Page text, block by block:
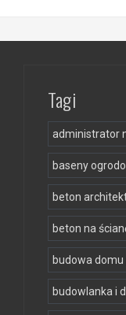
Tagi
administrator
baseny
beton
beton na
budowa domu
budowlanka i